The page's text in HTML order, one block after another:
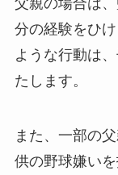
父親の場合は
分の経験をひ
ような行動は
たします。
また、一部の
供の野球嫌い